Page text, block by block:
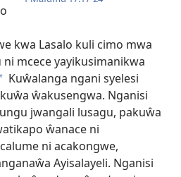
kwa Lasalo kuli cimo mwa
mcece yayikusimanikwa
Kuŵalanga ngani syelesi
ŵakusengwa. Nganisi
jwangali lusagu, pakuŵa
ŵanace ni
ni acakongwe,
Ayisalayeli. Nganisi